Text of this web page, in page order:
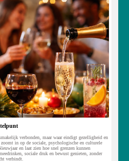
verbonden, maar waar eindigt gezelligheid en
in op de sociale, psychologische en culturele
en laat zien hoe snel grenzen kunnen
sociale druk en bewust genieten, zonder
verbindt.